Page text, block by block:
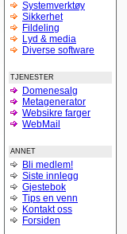
Systemverktøy
Sikkerhet
Fildeling
Lyd & media
Diverse software
TJENESTER
Domenesalg
Metagenerator
Websikre farger
WebMail
ANNET
Bli medlem!
Siste innlegg
Gjestebok
Tips en venn
Kontakt oss
Forsiden